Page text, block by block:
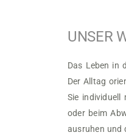
UNSER
Das Leben in
Der Alltag
Sie individuell
oder beim
ausruhen und